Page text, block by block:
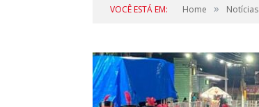
VOCÊ ESTÁ EM: Home » Notícias